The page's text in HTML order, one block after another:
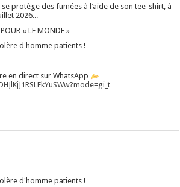
protège des fumées à l’aide de son tee-shirt, à
2026...
« LE MONDE »
d'homme patients !
en direct sur WhatsApp
d'homme patients !